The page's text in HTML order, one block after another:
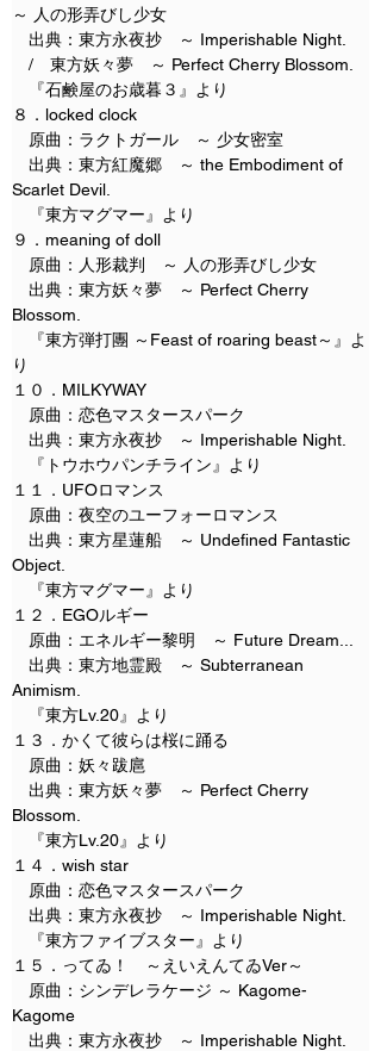
～ 人の形弄びし少女
出典：東方永夜抄　～ Imperishable Night.
/　東方妖々夢　～ Perfect Cherry Blossom.
『石鹸屋のお歳暮３』より
８．locked clock
原曲：ラクトガール　～ 少女密室
出典：東方紅魔郷　～ the Embodiment of
Scarlet Devil.
『東方マグマー』より
９．meaning of doll
原曲：人形裁判　～ 人の形弄びし少女
出典：東方妖々夢　～ Perfect Cherry
Blossom.
『東方弾打團 ～Feast of roaring beast～』よ
り
１０．MILKYWAY
原曲：恋色マスタースパーク
出典：東方永夜抄　～ Imperishable Night.
『トウホウパンチライン』より
１１．UFOロマンス
原曲：夜空のユーフォーロマンス
出典：東方星蓮船　～ Undefined Fantastic
Object.
『東方マグマー』より
１２．EGOルギー
原曲：エネルギー黎明　～ Future Dream...
出典：東方地霊殿　～ Subterranean
Animism.
『東方Lv.20』より
１３．かくて彼らは桜に踊る
原曲：妖々跋扈
出典：東方妖々夢　～ Perfect Cherry
Blossom.
『東方Lv.20』より
１４．wish star
原曲：恋色マスタースパーク
出典：東方永夜抄　～ Imperishable Night.
『東方ファイブスター』より
１５．ってゐ！　～えいえんてゐVer～
原曲：シンデレラケージ ～ Kagome-
Kagome
出典：東方永夜抄　～ Imperishable Night.